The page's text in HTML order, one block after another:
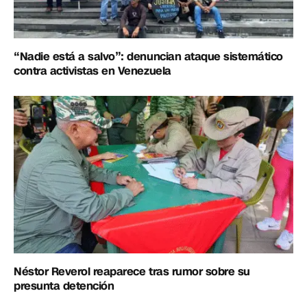
“Nadie está a salvo”: denuncian ataque sistemático
contra activistas en Venezuela
Néstor Reverol reaparece tras rumor sobre su
presunta detención